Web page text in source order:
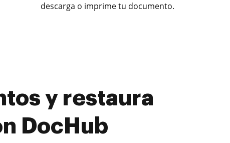
descarga o imprime tu documento.
y restaura
DocHub